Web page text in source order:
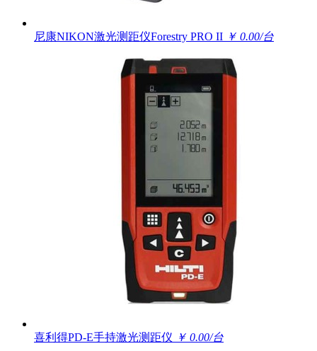
尼康NIKON激光测距仪Forestry PRO II ￥ 0.00/台
喜利得PD-E手持激光测距仪 ￥ 0.00/台